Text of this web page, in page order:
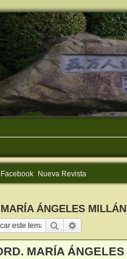
Nueva Revista
ÁNGELES
Buscar
MARÍA